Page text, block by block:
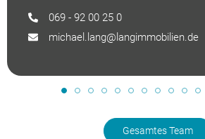
069 - 92 00 25 0
michael.lang@langimmobilien.de
Gesamtes Team